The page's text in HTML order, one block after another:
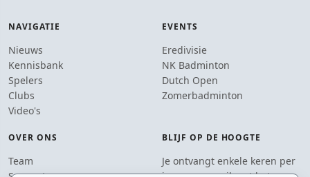
NAVIGATIE
Nieuws
Kennisbank
Spelers
Clubs
Video's
EVENTS
Eredivisie
NK Badminton
Dutch Open
Zomerbadminton
OVER ONS
Team
BLIJF OP DE HOOGTE
Je ontvangt enkele keren per